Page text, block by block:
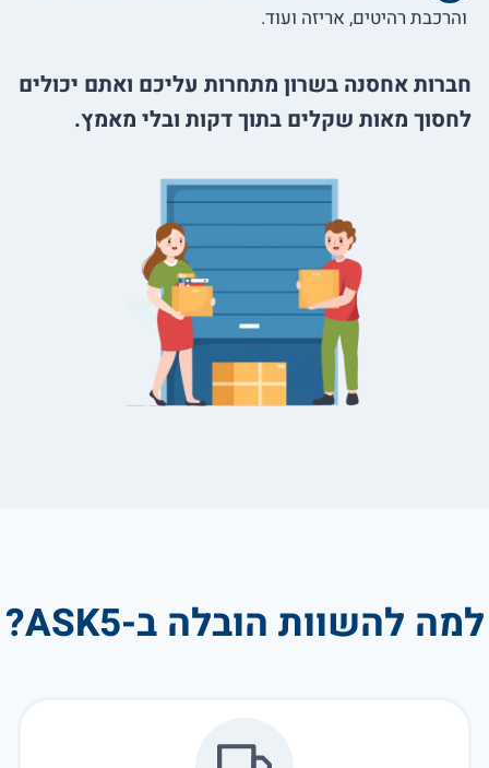
והרכבת רהיטים, אריזה ועוד.
חברות אחסנה בשרון מתחרות עליכם ואתם יכולים
לחסוך מאות שקלים בתוך דקות ובלי מאמץ.
למה להשוות הובלה ב-ASK5?